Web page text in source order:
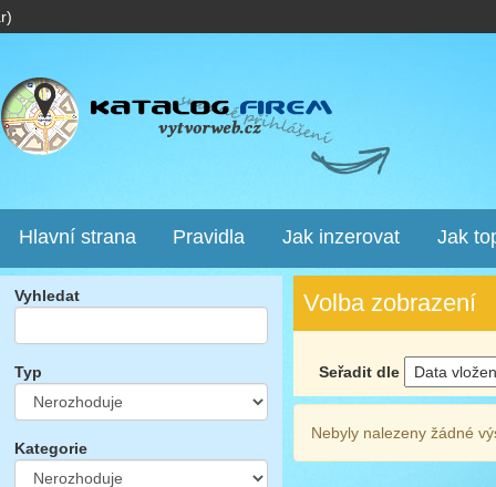
Hlavní strana Pravidla Jak inzerovat Jak
Vyhledat
Typ
Kategorie
Volba zobrazení
Seřadit dle
Nebyly nalezeny žádné